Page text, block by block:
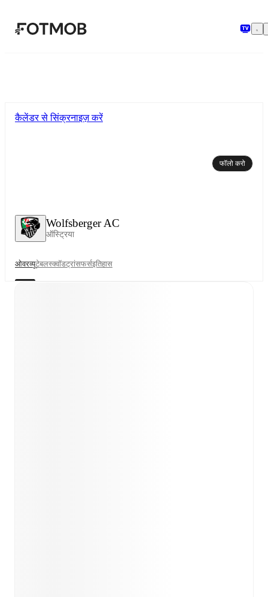
Wolfsberger AC
ऑस्ट्रिया
कैलेंडर से सिंक्रनाइज़ करें
फॉलो करो
ओवरव्यूटेबलस्क्वॉडट्रांसफर्सइतिहास